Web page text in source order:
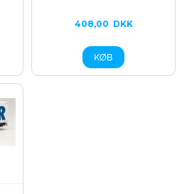
408,00 DKK